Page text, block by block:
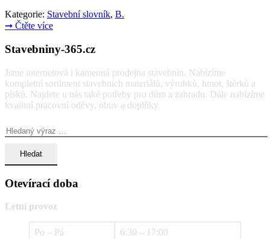
Kategorie: Stavební slovník, B.
➞ Čtěte více
Stavebniny-365.cz
Jsme internetová i kamenná prodejna stavebnin. Nabízíme
kompletní sortiment stavebních materiálů, výrobků, hmot, štěrků a
písků. Najdete u nás také potřeby pro dům a zahradu. Dále nabízíme
kvalitní pracovní oděvy, obuv a doplňky.
Otevírací doba
Letní provoz
Po – Pá 6:30 – 17:00